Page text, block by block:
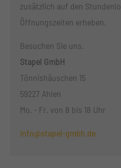
zusätzlich auf den
Öffnungszeiten erheben.
Besuchen Sie uns.
Stapel GmbH
Tönnishäuschen 15
59227 Ahlen
Mo. - Fr. von 8 bis 18 Uhr
info@stapel-gmbh.de